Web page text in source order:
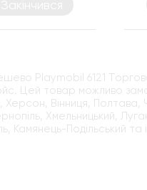
Playmobil 6121
Цей товар можливо
Херсон, Вінниця, Полтава,
Хмельницький,
Камянець-Подільський та